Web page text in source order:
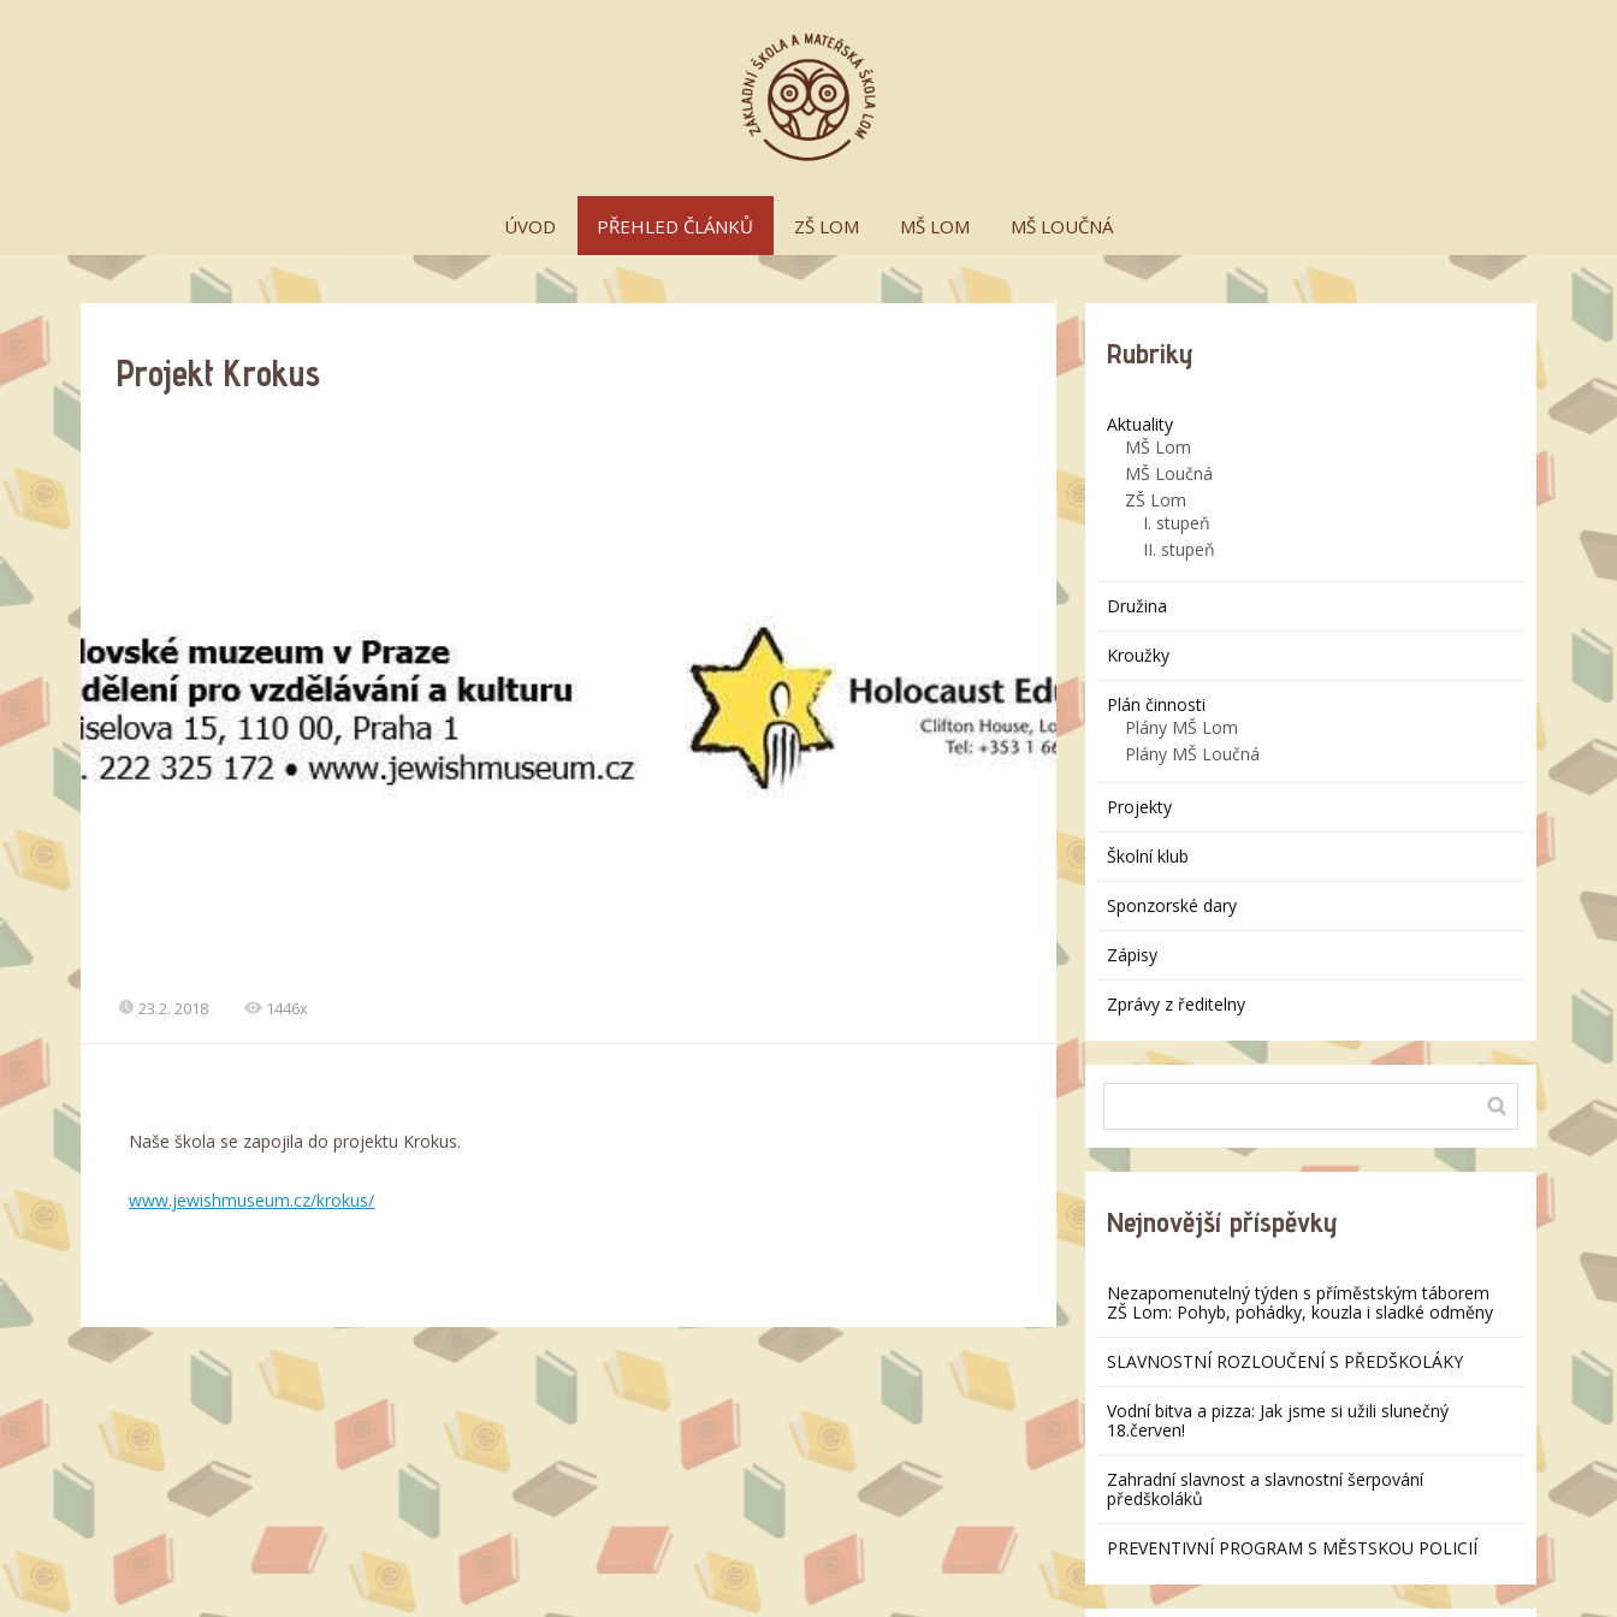
ÚVOD PŘEHLED ČLÁNKŮ ZŠ LOM MŠ LOM MŠ LOUČNÁ
Projekt Krokus
23.2. 2018 1446x
Naše škola se zapojila do projektu Krokus.
www.jewishmuseum.cz/krokus/
Rubriky
Aktuality
MŠ Lom
MŠ Loučná
ZŠ Lom
I. stupeň
II. stupeň
Družina
Kroužky
Plán činnosti
Plány MŠ Lom
Plány MŠ Loučná
Projekty
Školní klub
Sponzorské dary
Zápisy
Zprávy z ředitelny
Nejnovější příspěvky
Nezapomenutelný týden s příměstským táborem
ZŠ Lom: Pohyb, pohádky, kouzla i sladké odměny
SLAVNOSTNÍ ROZLOUČENÍ S PŘEDŠKOLÁKY
Vodní bitva a pizza: Jak jsme si užili slunečný
18.červen!
Zahradní slavnost a slavnostní šerpování
předškoláků
PREVENTIVNÍ PROGRAM S MĚSTSKOU POLICIÍ